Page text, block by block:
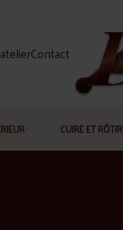
Contact
CUIRE ET RÔTIR